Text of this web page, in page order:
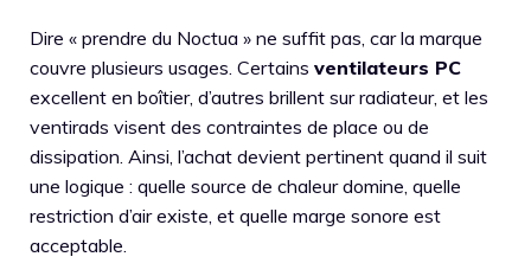
Dire « prendre du Noctua » ne suffit pas, car la marque
couvre plusieurs usages. Certains ventilateurs PC
excellent en boîtier, d’autres brillent sur radiateur, et les
ventirads visent des contraintes de place ou de
dissipation. Ainsi, l’achat devient pertinent quand il suit
une logique : quelle source de chaleur domine, quelle
restriction d’air existe, et quelle marge sonore est
acceptable.